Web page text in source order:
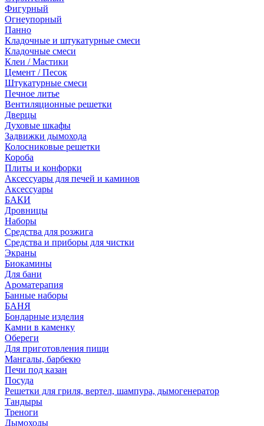
Фигурный
Огнеупорный
Панно
Кладочные и штукатурные смеси
Кладочные смеси
Клеи / Мастики
Цемент / Песок
Штукатурные смеси
Печное литье
Вентиляционные решетки
Дверцы
Духовые шкафы
Задвижки дымохода
Колосниковые решетки
Короба
Плиты и конфорки
Аксессуары для печей и каминов
Аксессуары
БАКИ
Дровницы
Наборы
Средства для розжига
Средства и приборы для чистки
Экраны
Биокамины
Для бани
Ароматерапия
Банные наборы
БАНЯ
Бондарные изделия
Камни в каменку
Обереги
Для приготовления пищи
Мангалы, барбекю
Печи под казан
Посуда
Решетки для гриля, вертел, шампура, дымогенератор
Тандыры
Треноги
Дымоходы